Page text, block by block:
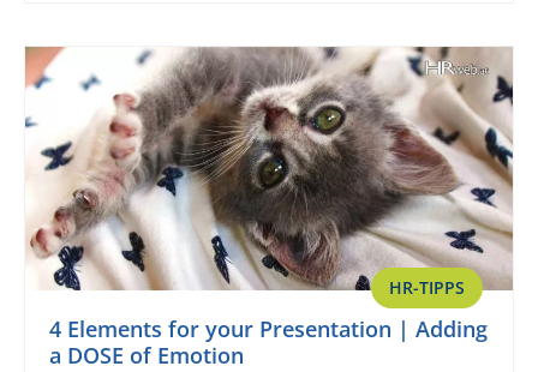
HR-TIPPS
4 Elements for your Presentation | Adding
a DOSE of Emotion